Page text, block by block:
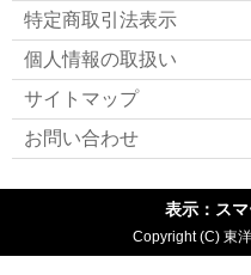
特定商取引法表示
個人情報の取扱い
サイトマップ
お問い合わせ
表示：スマ
Copyright (C) 東